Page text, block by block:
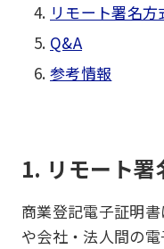
リモート署名
Q&A
参考情報
1. リモート
商業登記電子証明
や会社・法人間の